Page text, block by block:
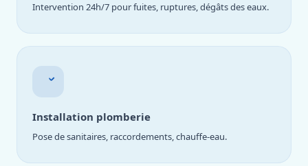
Intervention 24h/7 pour fuites, ruptures, dégâts des eaux.
Installation plomberie
Pose de sanitaires, raccordements, chauffe-eau.